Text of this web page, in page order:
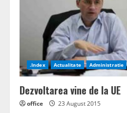
.Index Actualitate Administratie
Dezvoltarea vine de la UE
office 23 August 2015